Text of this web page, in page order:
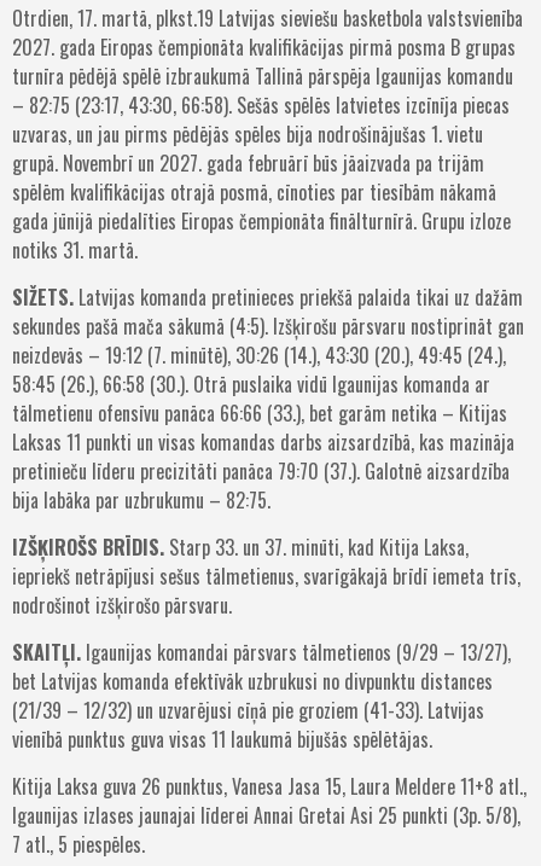
Otrdien, 17. martā, plkst.19 Latvijas sieviešu basketbola valstsvienība
2027. gada Eiropas čempionāta kvalifikācijas pirmā posma B grupas
turnīra pēdējā spēlē izbraukumā Tallinā pārspēja Igaunijas komandu
– 82:75 (23:17, 43:30, 66:58). Sešās spēlēs latvietes izcīnīja piecas
uzvaras, un jau pirms pēdējās spēles bija nodrošinājušas 1. vietu
grupā. Novembrī un 2027. gada februārī būs jāaizvada pa trijām
spēlēm kvalifikācijas otrajā posmā, cīnoties par tiesībām nākamā
gada jūnijā piedalīties Eiropas čempionāta finālturnīrā. Grupu izloze
notiks 31. martā.
SIŽETS. Latvijas komanda pretinieces priekšā palaida tikai uz dažām
sekundes pašā mača sākumā (4:5). Izšķirošu pārsvaru nostiprināt gan
neizdevās – 19:12 (7. minūtē), 30:26 (14.), 43:30 (20.), 49:45 (24.),
58:45 (26.), 66:58 (30.). Otrā puslaika vidū Igaunijas komanda ar
tālmetienu ofensīvu panāca 66:66 (33.), bet garām netika – Kitijas
Laksas 11 punkti un visas komandas darbs aizsardzībā, kas mazināja
pretinieču līderu precizitāti panāca 79:70 (37.). Galotnē aizsardzība
bija labāka par uzbrukumu – 82:75.
IZŠĶIROŠS BRĪDIS. Starp 33. un 37. minūti, kad Kitija Laksa,
iepriekš netrāpījusi sešus tālmetienus, svarīgākajā brīdī iemeta trīs,
nodrošinot izšķirošo pārsvaru.
SKAITĻI. Igaunijas komandai pārsvars tālmetienos (9/29 – 13/27),
bet Latvijas komanda efektīvāk uzbrukusi no divpunktu distances
(21/39 – 12/32) un uzvarējusi cīņā pie groziem (41-33). Latvijas
vienībā punktus guva visas 11 laukumā bijušās spēlētājas.
Kitija Laksa guva 26 punktus, Vanesa Jasa 15, Laura Meldere 11+8 atl.,
Igaunijas izlases jaunajai līderei Annai Gretai Asi 25 punkti (3p. 5/8),
7 atl., 5 piespēles.